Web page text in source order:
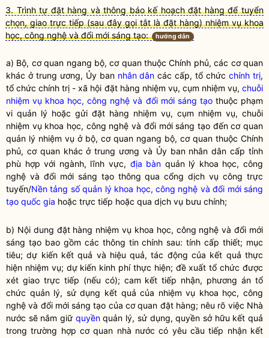
3. Trình tự đặt hàng và thông báo kế hoạch đặt hàng để tuyển
chọn, giao trực tiếp (sau đây gọi tắt là đặt hàng) nhiệm vụ khoa
học, công nghệ và đổi mới sáng tạo:
hướng dẫn
a) Bộ, cơ quan ngang bộ, cơ quan thuộc Chính phủ, các cơ quan
khác ở trung ương, Ủy ban nhân dân các cấp, tổ chứcchính trị,
tổ chứcchính trị - xã hội đặt hàng nhiệm vụ, cụm nhiệm vụ,chuỗi
nhiệm vụ khoa học, công nghệ và đổi mới sáng tạothuộc phạm
vi quản lý hoặc gửi đặt hàng nhiệm vụ, cụm nhiệm vụ, chuỗi
nhiệm vụ khoa học, công nghệ và đổi mới sáng tạođến cơ quan
quản lý nhiệm vụ ở bộ, cơ quan ngang bộ, cơ quan thuộc Chính
phủ, cơ quan khác ở trung ương và Ủy ban nhân dân cấp tỉnh
phù hợp với ngành, lĩnh vực, địa bàn quản lý khoa học, công
nghệ và đổi mới sáng tạo thông qua cổng dịch vụ công trực
tuyến/Nền tảng số quản lý khoa học, công nghệ và đổi mới sáng
tạo quốc gia hoặc trực tiếp hoặc qua dịch vụ bưu chính;
b) Nội dung đặt hàng nhiệm vụ khoa học, công nghệ và đổi mới
sáng tạobao gồm các thông tin chính sau: tính cấp thiết; mục
tiêu; dự kiến kết quả và hiệu quả, tác động của kết quả thực
hiện nhiệm vụ; dự kiến kinh phí thực hiện; đề xuất tổ chức được
xét giao trực tiếp (nếu có); cam kết tiếp nhận, phương án tổ
chức quản lý, sử dụng kết quả của nhiệm vụ khoa học, công
nghệ và đổi mới sáng tạo của cơ quan đặt hàng; nêu rõ việc Nhà
nước sẽ nắm giữ quyềnquản lý, sử dụng,quyền sở hữu kết quả
trong trường hợp cơ quan nhà nước có yêu cầu tiếp nhận kết